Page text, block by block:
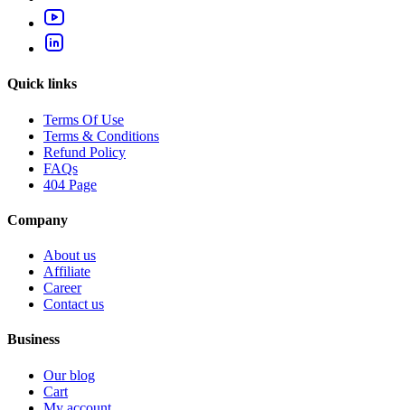
Quick links
Terms Of Use
Terms & Conditions
Refund Policy
FAQs
404 Page
Company
About us
Affiliate
Career
Contact us
Business
Our blog
Cart